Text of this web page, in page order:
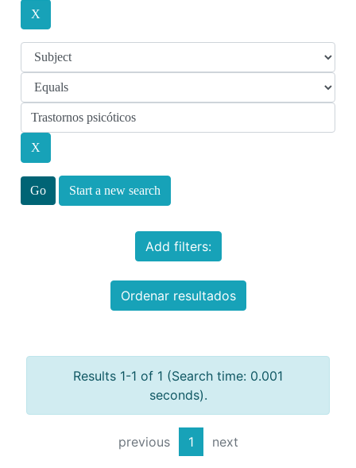
Start a new search
Add filters:
Ordenar resultados
Results 1-1 of 1 (Search time: 0.001
seconds).
previous 1 next